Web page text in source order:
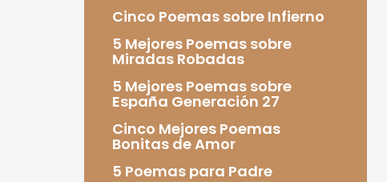
Cinco Poemas sobre Infierno
5 Mejores Poemas sobre
Miradas Robadas
5 Mejores Poemas sobre
España Generación 27
Cinco Mejores Poemas
Bonitas de Amor
5 Poemas para Padre